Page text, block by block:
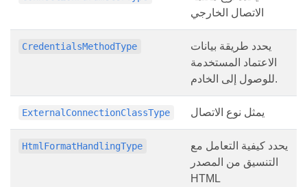
الاتصال الخارجي
CredentialsMethodType
يحدد طريقة بيانات
الاعتماد المستخدمة
للوصول إلى الخادم.
ExternalConnectionClassType يمثل نوع الاتصال
HtmlFormatHandlingType
يحدد كيفية التعامل مع
التنسيق من المصدر
HTML